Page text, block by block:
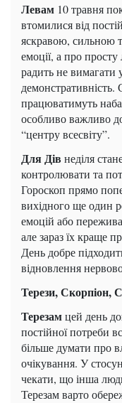
Левам 10 травня
втомилися від
яскравою, сильною
емоції, а про
радить не вимагати
демонстративність.
працюватимуть
особливо важливо
“центру всесвіту”.
Для Дів неділя
контролювати та
Гороскоп прямо
вихідного ще один
емоцій або
але зараз їх краще
День добре
відновлення
Терези, Скорпіон,
Терезамцей день
постійної потреби
більше думати про
очікування. У
чекати, що інша
Терезам варто